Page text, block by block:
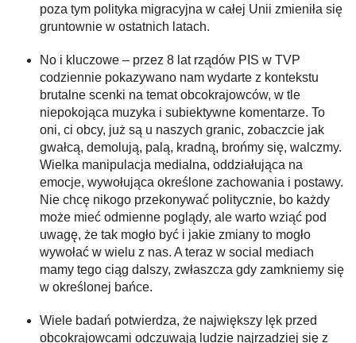
poza tym polityka migracyjna w całej Unii zmieniła się
gruntownie w ostatnich latach.
No i kluczowe – przez 8 lat rządów PIS w TVP
codziennie pokazywano nam wydarte z kontekstu
brutalne scenki na temat obcokrajowców, w tle
niepokojąca muzyka i subiektywne komentarze. To
oni, ci obcy, już są u naszych granic, zobaczcie jak
gwałcą, demolują, palą, kradną, brońmy się, walczmy.
Wielka manipulacja medialna, oddziałująca na
emocje, wywołująca określone zachowania i postawy.
Nie chcę nikogo przekonywać politycznie, bo każdy
może mieć odmienne poglądy, ale warto wziąć pod
uwagę, że tak mogło być i jakie zmiany to mogło
wywołać w wielu z nas. A teraz w social mediach
mamy tego ciąg dalszy, zwłaszcza gdy zamkniemy się
w określonej bańce.
Wiele badań potwierdza, że największy lęk przed
obcokrajowcami odczuwają ludzie najrzadziej się z